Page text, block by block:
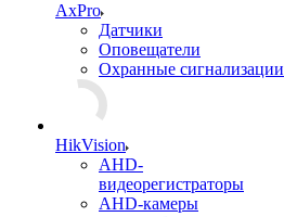
AxPro
Датчики
Оповещатели
Охранные сигнализации
HikVision
AHD-
видеорегистраторы
AHD-камеры